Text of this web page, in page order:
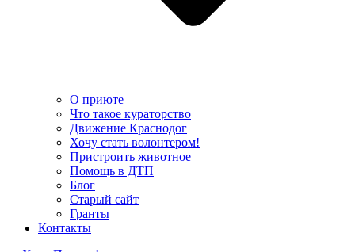
О приюте
Что такое кураторство
Движение Краснодог
Хочу стать волонтером!
Пристроить животное
Помощь в ДТП
Блог
Старый сайт
Гранты
Контакты